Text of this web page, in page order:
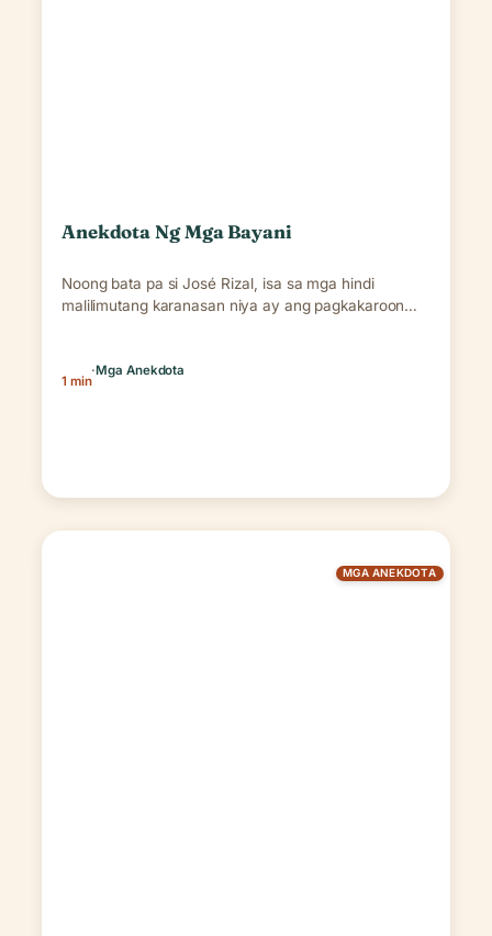
Anekdota Ng Mga Bayani
Noong bata pa si José Rizal, isa sa mga hindi
malilimutang karanasan niya ay ang pagkakaroon…
1 min
·Mga Anekdota
MGA ANEKDOTA